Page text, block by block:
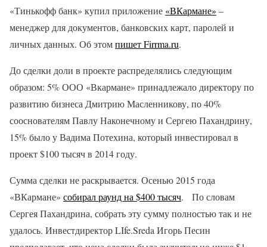
«Тинькофф банк» купил приложение «ВКармане» –
менеджер для документов, банковских карт, паролей и
личных данных. Об этомпишет Firrma.ru.
До сделки доли в проекте распределялись следующим
образом: 5% ООО «Вкармане» принадлежало директору по
развитию бизнеса Дмитрию Масленникову, по 40%
сооснователям Павлу Наконечному и Сергею Пахандрину,
15% было у Вадима Потехина, который инвестировал в
проект $100 тысяч в 2014 году.
Сумма сделки не раскрывается. Осенью 2015 года
«ВКармане» собирал раунд на $400 тысяч. По словам
Сергея Пахандрина, собрать эту сумму полностью так и не
удалось. Инвестдиректор LIfe.Sreda Игорь Песин